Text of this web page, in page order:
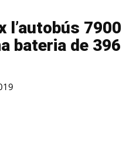
l’autobús 7900
bateria de 396